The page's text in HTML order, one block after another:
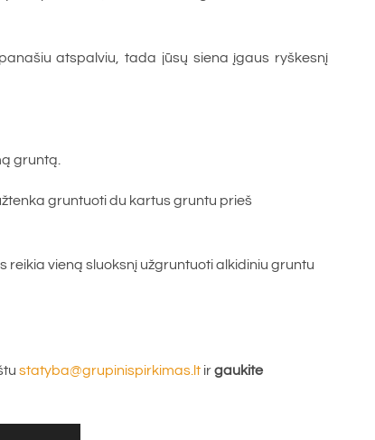
atspalviu, tada jūsų siena įgaus ryškesnį
gruntą.
gruntuoti du kartus gruntu prieš
reikia vieną sluoksnį užgruntuoti alkidiniu gruntu
statyba@grupinispirkimas.lt irgaukite